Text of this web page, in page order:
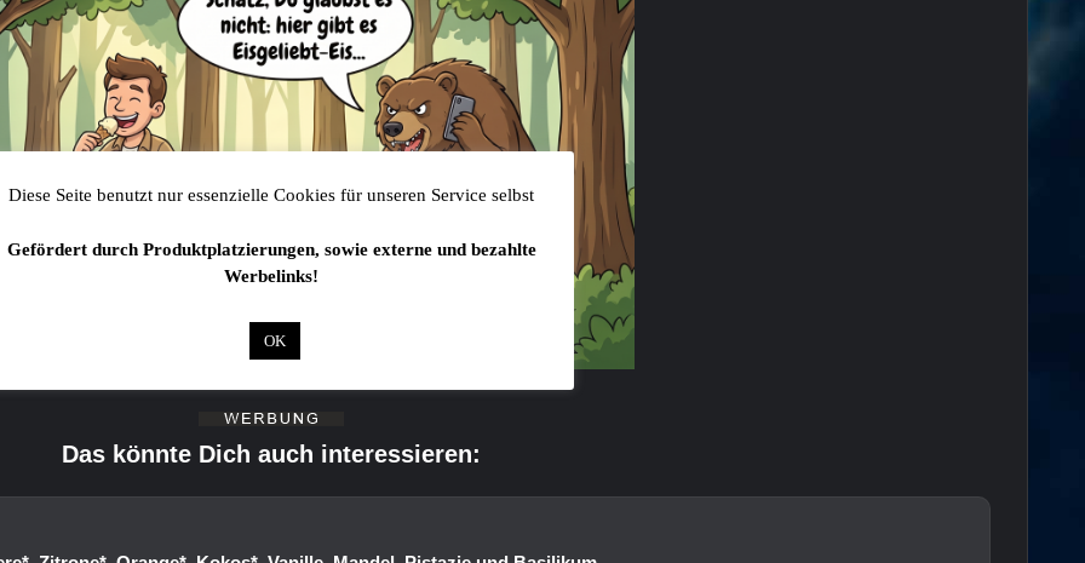
Das könnte Dich auch interessieren:
Diese Seite benutzt nur essenzielle Cookies für unseren Service selbst
Gefördert durch Produktplatzierungen, sowie externe und bezahlte
Werbelinks!
OK